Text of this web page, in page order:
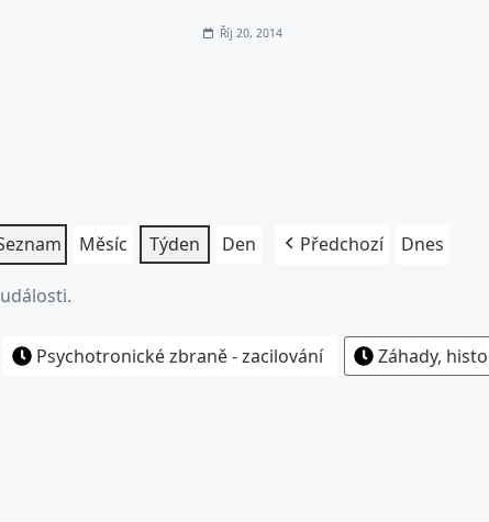
Říj 20, 2014
Měsíc Týden Den Předchozí Dnes
Psychotronické zbraně - zacilování Záhady,